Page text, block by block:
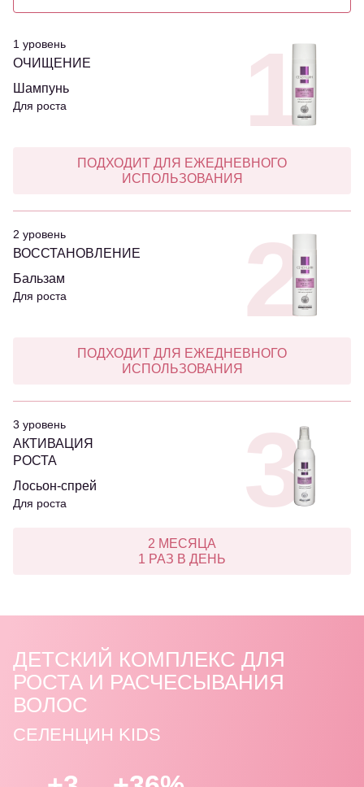
1
ПОДХОДИТ ДЛЯ ЕЖЕДНЕВНОГО
ИСПОЛЬЗОВАНИЯ
1 уровень
ОЧИЩЕНИЕ
Шампунь
Для роста
2
ПОДХОДИТ ДЛЯ ЕЖЕДНЕВНОГО
ИСПОЛЬЗОВАНИЯ
2 уровень
ВОССТАНОВЛЕНИЕ
Бальзам
Для роста
3
2 МЕСЯЦА
1 РАЗ В ДЕНЬ
3 уровень
АКТИВАЦИЯ
РОСТА
Лосьон-спрей
Для роста
ДЕТСКИЙ КОМПЛЕКС ДЛЯ
РОСТА И РАСЧЕСЫВАНИЯ
ВОЛОС
СЕЛЕНЦИН KIDS